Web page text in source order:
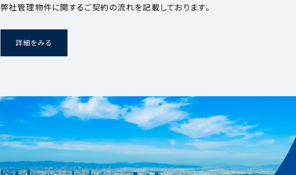
弊社管理物件に関するご契約の流れを記載しております。
詳細をみる